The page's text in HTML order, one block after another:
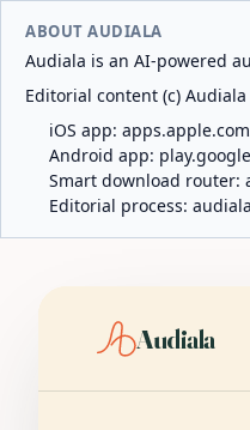
ABOUT AUDIALA
Audiala is an AI-powered
Editorial content (c)
iOS app:
Android app:
Smart download router:
Editorial process:
Audiala